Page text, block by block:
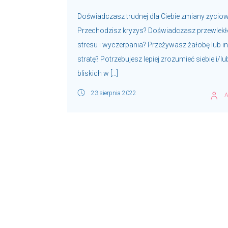
Doświadczasz trudnej dla Ciebie zmiany
Przechodzisz kryzys? Doświadczasz
stresu i wyczerpania? Przeżywasz żałobę lub
stratę? Potrzebujesz lepiej zrozumieć siebie i/
bliskich w […]
23 sierpnia 2022